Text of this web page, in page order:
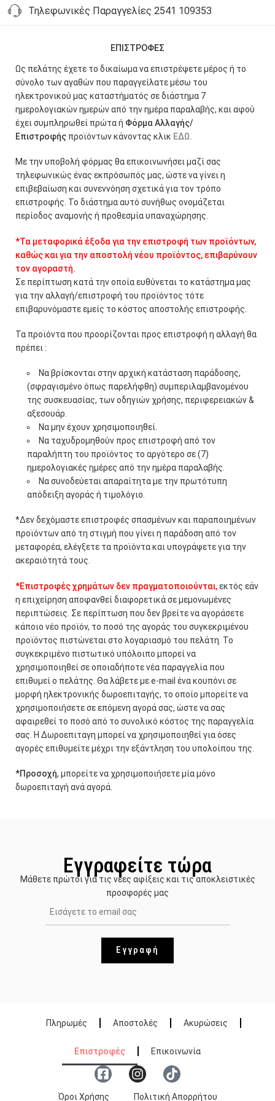
Τηλεφωνικές Παραγγελίες 2541 109353
ΕΠΙΣΤΡΟΦΕΣ
Ως πελάτης έχετε το δικαίωμα να επιστρέψετε μέρος ή το
σύνολο των αγαθών που παραγγείλατε μέσω του
ηλεκτρονικού μας καταστήματός σε διάστημα 7
ημερολογιακών ημερών από την ημέρα παραλαβής, και αφού
έχει συμπληρωθεί πρώτα ή Φόρμα Αλλαγής/
Επιστροφής προϊόντων κάνοντας κλικ ΕΔΩ.
Με την υποβολή φόρμας θα επικοινωνήσει μαζί σας
τηλεφωνικώς ένας εκπρόσωπός μας, ώστε να γίνει η
επιβεβαίωση και συνεννόηση σχετικά για τον τρόπο
επιστροφής. Το διάστημα αυτό συνήθως ονομάζεται
περίοδος αναμονής ή προθεσμία υπαναχώρησης.
*Τα μεταφορικά έξοδα για την επιστροφή των προϊόντων,
καθώς και για την αποστολή νέου προϊόντος, επιβαρύνουν
τον αγοραστή.
Σε περίπτωση κατά την οποία ευθύνεται το κατάστημα μας
για την αλλαγή/επιστροφή του προϊόντος τότε
επιβαρυνόμαστε εμείς το κόστος αποστολής επιστροφής.
Τα προϊόντα που προορίζονται προς επιστροφή η αλλαγή θα
πρέπει :
Να βρίσκονται στην αρχική κατάσταση παράδοσης,
(σφραγισμένο όπως παρελήφθη) συμπεριλαμβανομένου
της συσκευασίας, των οδηγιών χρήσης, περιφερειακών &
αξεσουάρ.
Να μην έχουν χρησιμοποιηθεί.
Να ταχυδρομηθούν προς επιστροφή από τον
παραλήπτη του προϊόντος το αργότερο σε (7)
ημερολογιακές ημέρες από την ημέρα παραλαβής.
Να συνοδεύεται απαραίτητα με την πρωτότυπη
απόδειξη αγοράς ή τιμολόγιο.
*Δεν δεχόμαστε επιστροφές σπασμένων και παραποιημένων
προϊόντων από τη στιγμή που γίνει η παράδοση από τον
μεταφορέα, ελέγξετε τα προϊόντα και υπογράψετε για την
ακεραιότητά τους.
*Επιστροφές χρημάτων δεν πραγματοποιούνται,εκτός εάν
η επιχείρηση αποφανθεί διαφορετικά σε μεμονωμένες
περιπτώσεις. Σε περίπτωση που δεν βρείτε να αγοράσετε
κάποιο νέο προϊόν, το ποσό της αγοράς του συγκεκριμένου
προϊόντος πιστώνεται στο λογαριασμό του πελάτη. Το
συγκεκριμένο πιστωτικό υπόλοιπο μπορεί να
χρησιμοποιηθεί σε οποιαδήποτε νέα παραγγελία που
επιθυμεί ο πελάτης. Θα λάβετε με e-mail ένα κουπόνι σε
μορφή ηλεκτρονικής δωροεπιταγής, το οποίο μπορείτε να
χρησιμοποιήσετε σε επόμενη αγορά σας, ώστε να σας
αφαιρεθεί το ποσό από το συνολικό κόστος της παραγγελία
σας. Η Δωροεπιταγη μπορεί να χρησιμοποιηθεί για όσες
αγορές επιθυμείτε μέχρι την εξάντληση του υπολοίπου της.
*Προσοχή, μπορείτε να χρησιμοποιήσετε μία μόνο
δωροεπιταγή ανά αγορά.
Εγγραφείτε τώρα
Μάθετε πρώτοι για τις νέες αφίξεις και τις αποκλειστικές
προσφορές μας
Εγγραφή
Πληρωμές Αποστολές Ακυρώσεις
Επιστροφές Επικοινωνία
Όροι Χρήσης Πολιτική Απορρήτου